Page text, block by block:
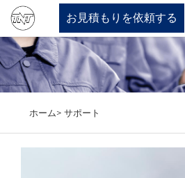
お見積もりを依頼する
当社について
ホーム> サポート